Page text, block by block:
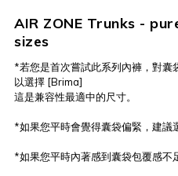
AIR ZONE Trunks -
sizes
*若您是首次嘗試此系列內褲，對囊
以選擇 [Brima]
這是兼容性最適中的尺寸。
*如果您平時會覺得囊袋偏緊，建議
*如果您平時內著感到囊袋包覆感不